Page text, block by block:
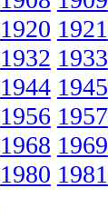
1920 1921
1932 1933
1944 1945
1956 1957
1968 1969
1980 1981